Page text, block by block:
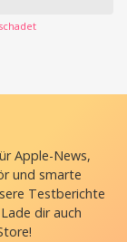
Apple-News,
und smarte
Testberichte
dir auch